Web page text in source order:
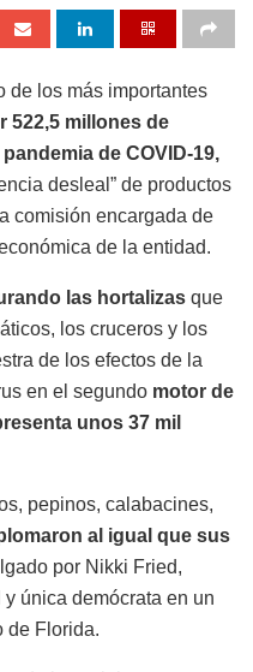
de los más importantes
522,5 millones de
de COVID-19,
desleal” de productos
comisión encargada de
de la entidad.
las hortalizas que
los cruceros y los
de los efectos de la
en el segundo motor de
unos 37 mil
pepinos, calabacines,
al igual que sus
por Nikki Fried,
única demócrata en un
de Florida.